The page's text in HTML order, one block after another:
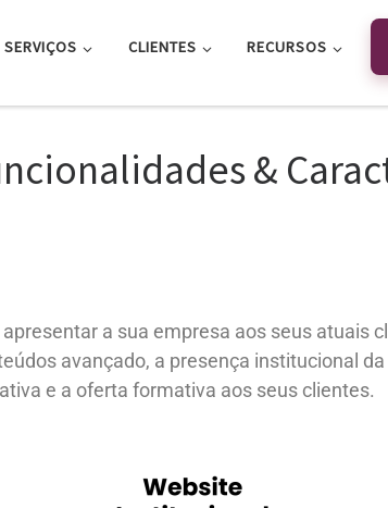
SERVIÇOS CLIENTES RECURSOS
&
a sua empresa aos seus atuais
avançado, a presença institucional
e a oferta formativa aos seus clientes.